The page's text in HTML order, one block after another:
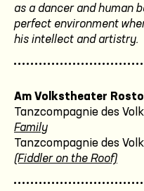
as a dancer and human
perfect environment
his intellect and artistry.
Am Volkstheater
Tanzcompagnie des
Family
Tanzcompagnie des
(Fiddler on the Roof)